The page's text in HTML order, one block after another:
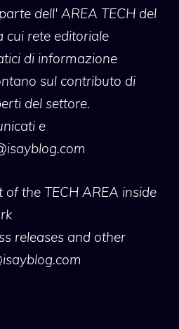
dell' AREA TECH del
cui rete editoriale
di informazione
sul contributo di
del settore.
e
of the TECH AREA inside
releases and other